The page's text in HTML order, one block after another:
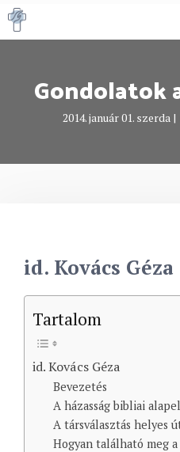
Kilépés
a
Gondolatok
2014. január 01. szerda |
id. Kovács Géza
Tartalom
id. Kovács Géza
Bevezetés
A házasság bibliai
A társválasztás helyes
Hogyan található meg a